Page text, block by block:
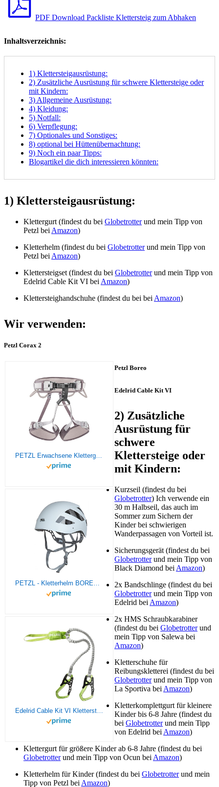
PDF Download Packliste Klettersteig zum Abhaken
Inhaltsverzeichnis:
1) Klettersteigausrüstung:
2) Zusätzliche Ausrüstung für schwere Klettersteige oder
mit Kindern:
3) Allgemeine Ausrüstung:
4) Kleidung:
5) Notfall:
6) Verpflegung:
7) Optionales und Sonstiges:
8) optional bei Hüttenübernachtung:
9) Noch ein paar Tipps:
Blogartikel die dich interessieren könnten:
1) Klettersteigausrüstung:
Klettergurt (findest du bei Globetrotterund mein Tipp von
Petzl bei Amazon)
Kletterhelm (findest du bei Globetrotterund mein Tipp von
Petzl bei Amazon)
Klettersteigset (findest du bei Globetrotterund mein Tipp von
Edelrid Cable Kit VI bei Amazon)
Klettersteighandschuhe (findest du bei bei Amazon)
Wir verwenden:
Petzl Corax 2
PETZL Erwachsene Klettergurt corax2, grau, 2, C51A 2G
Petzl Boreo
PETZL - Kletterhelm BOREO - Mann, Weiß, S/M
Edelrid Cable Kit VI
Edelrid Cable Kit VI Klettersteigset grün/grau
2) Zusätzliche
Ausrüstung für
schwere
Klettersteige oder
mit Kindern:
Kurzseil (findest du bei
Globetrotter) Ich verwende ein
30 m Halbseil, das auch im
Sommer zum Sichern der
Kinder bei schwierigen
Wanderpassagen von Vorteil ist.
Sicherungsgerät (findest du bei
Globetrotterund mein Tipp von
Black Diamond bei Amazon)
2x Bandschlinge (findest du bei
Globetrotterund mein Tipp von
Edelrid bei Amazon)
2x HMS Schraubkarabiner
(findest du bei Globetrotterund
mein Tipp von Salewa bei
Amazon)
Kletterschuhe für
Reibungskletterei (findest du bei
Globetrotterund mein Tipp von
La Sportiva bei Amazon)
Kletterkomplettgurt für kleinere
Kinder bis 6-8 Jahre (findest du
bei Globetrotterund mein Tipp
von Edelrid bei Amazon)
Klettergurt für größere Kinder ab 6-8 Jahre (findest du bei
Globetrotterund mein Tipp von Ocun bei Amazon)
Kletterhelm für Kinder (findest du bei Globetrotterund mein
Tipp von Petzl bei Amazon)